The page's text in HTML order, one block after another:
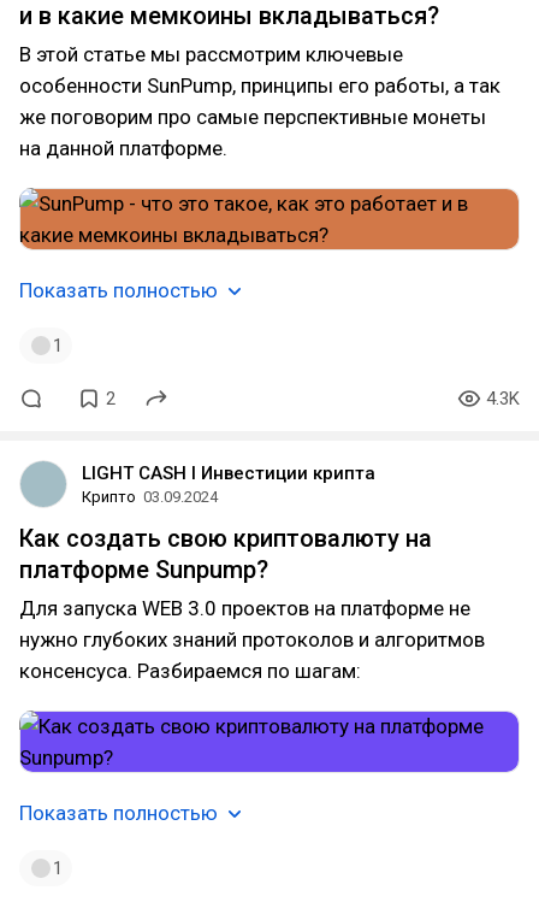
и в какие мемкоины вкладываться?
В этой статье мы рассмотрим ключевые
особенности SunPump, принципы его работы, а так
же поговорим про самые перспективные монеты
на данной платформе.
Показать полностью
1
2 4.3K
LIGHT CASH l Инвестиции крипта
Крипто 03.09.2024
Как создать свою криптовалюту на
платформе Sunpump?
Для запуска WEB 3.0 проектов на платформе не
нужно глубоких знаний протоколов и алгоритмов
консенсуса. Разбираемся по шагам:
Показать полностью
1